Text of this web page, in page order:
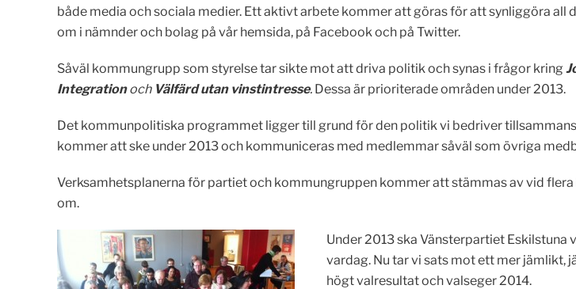
både media och sociala medier. Ett aktivt arbete kommer att göras för att synliggöra
om i nämnder och bolag på vår hemsida, på Facebook och på Twitter.
Såväl kommungrupp som styrelse tar sikte mot att driva politik och synas i frågor kring
IntegrationochVälfärd utan vinstintresse. Dessa är prioriterade områden under 2013.
Det kommunpolitiska programmet ligger till grund för den politik vi bedriver
kommer att ske under 2013 och kommuniceras med medlemmar såväl som övriga
Verksamhetsplanerna för partiet och kommungruppen kommer att stämmas av vid
om.
Under 2013 ska Vänsterpartiet
vardag. Nu tar vi sats mot ett mer jämlikt,
högt valresultat och valseger 2014.